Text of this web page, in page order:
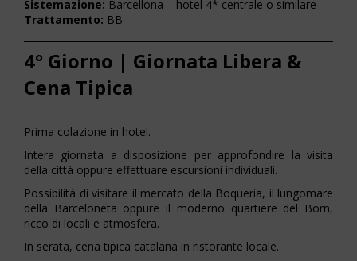
Sistemazione: Barcellona – hotel 4* centrale o similare
Trattamento: BB
4° Giorno | Giornata Libera &
Cena Tipica
Prima colazione in hotel.
Intera giornata a disposizione per approfondire la visita
della città oppure effettuare escursioni individuali.
Possibilità di visitare il mercato della Boqueria, il lungomare
della Barceloneta oppure il moderno quartiere del Born,
ricco di locali e atmosfera.
In serata, cena tipica catalana in ristorante locale.